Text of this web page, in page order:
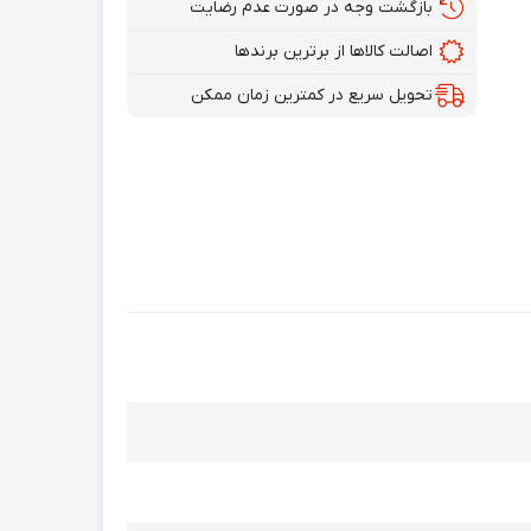
بازگشت وجه در صورت عدم رضایت
اصالت کالاها از برترین برندها
تحویل سریع در کمترین زمان ممکن